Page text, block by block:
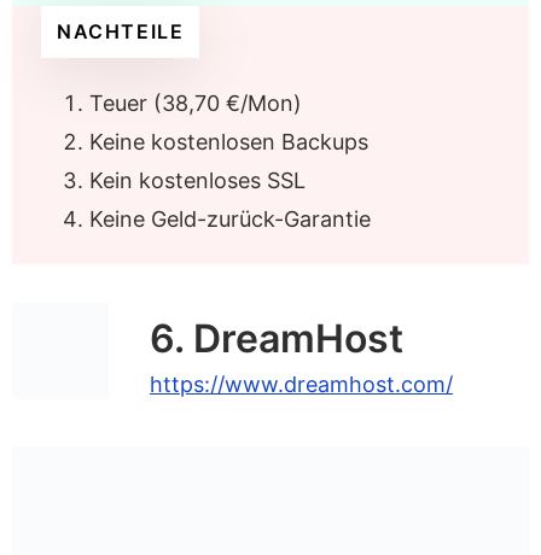
NACHTEILE
Teuer (38,70 €/Mon)
Keine kostenlosen Backups
Kein kostenloses SSL
Keine Geld-zurück-Garantie
6. DreamHost
https://www.dreamhost.com/